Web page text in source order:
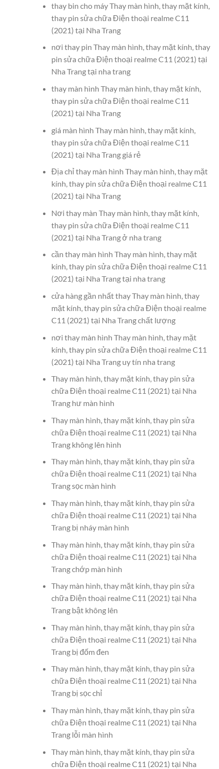
thay bin cho máy Thay màn hình, thay mặt kính,
thay pin sửa chữa Điện thoại realme C11
(2021) tại Nha Trang
nơi thay pin Thay màn hình, thay mặt kính, thay
pin sửa chữa Điện thoại realme C11 (2021) tại
Nha Trang tại nha trang
thay màn hình Thay màn hình, thay mặt kính,
thay pin sửa chữa Điện thoại realme C11
(2021) tại Nha Trang
giá màn hình Thay màn hình, thay mặt kính,
thay pin sửa chữa Điện thoại realme C11
(2021) tại Nha Trang giá rẻ
Địa chỉ thay màn hình Thay màn hình, thay mặt
kính, thay pin sửa chữa Điện thoại realme C11
(2021) tại Nha Trang
Nơi thay màn Thay màn hình, thay mặt kính,
thay pin sửa chữa Điện thoại realme C11
(2021) tại Nha Trang ở nha trang
cần thay màn hình Thay màn hình, thay mặt
kính, thay pin sửa chữa Điện thoại realme C11
(2021) tại Nha Trang tại nha trang
cửa hàng gần nhất thay Thay màn hình, thay
mặt kính, thay pin sửa chữa Điện thoại realme
C11 (2021) tại Nha Trang chất lượng
nơi thay màn hình Thay màn hình, thay mặt
kính, thay pin sửa chữa Điện thoại realme C11
(2021) tại Nha Trang uy tín nha trang
Thay màn hình, thay mặt kính, thay pin sửa
chữa Điện thoại realme C11 (2021) tại Nha
Trang hư màn hình
Thay màn hình, thay mặt kính, thay pin sửa
chữa Điện thoại realme C11 (2021) tại Nha
Trang không lên hình
Thay màn hình, thay mặt kính, thay pin sửa
chữa Điện thoại realme C11 (2021) tại Nha
Trang sọc màn hình
Thay màn hình, thay mặt kính, thay pin sửa
chữa Điện thoại realme C11 (2021) tại Nha
Trang bị nháy màn hình
Thay màn hình, thay mặt kính, thay pin sửa
chữa Điện thoại realme C11 (2021) tại Nha
Trang chớp màn hình
Thay màn hình, thay mặt kính, thay pin sửa
chữa Điện thoại realme C11 (2021) tại Nha
Trang bật không lên
Thay màn hình, thay mặt kính, thay pin sửa
chữa Điện thoại realme C11 (2021) tại Nha
Trang bị đốm đen
Thay màn hình, thay mặt kính, thay pin sửa
chữa Điện thoại realme C11 (2021) tại Nha
Trang bị sọc chỉ
Thay màn hình, thay mặt kính, thay pin sửa
chữa Điện thoại realme C11 (2021) tại Nha
Trang lỗi màn hình
Thay màn hình, thay mặt kính, thay pin sửa
chữa Điện thoại realme C11 (2021) tại Nha